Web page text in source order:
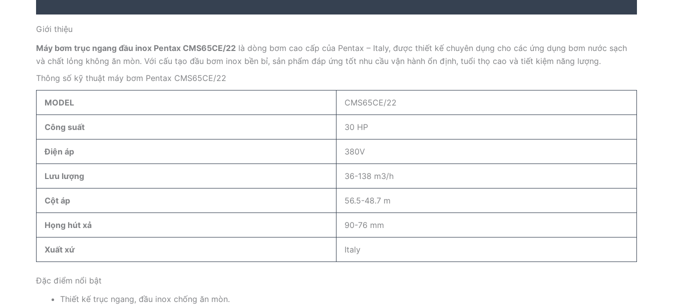
Giới thiệu
Máy bơm trục ngang đầu inox Pentax CMS65CE/22 là dòng bơm cao cấp của Pentax – Italy, được thiết kế chuyên dụng cho các ứng dụng bơm nước sạch
và chất lỏng không ăn mòn. Với cấu tạo đầu bơm inox bền bỉ, sản phẩm đáp ứng tốt nhu cầu vận hành ổn định, tuổi thọ cao và tiết kiệm năng lượng.
Thông số kỹ thuật máy bơm Pentax CMS65CE/22
MODEL CMS65CE/22
Công suất 30 HP
Điện áp 380V
Lưu lượng 36-138 m3/h
Cột áp 56.5-48.7 m
Họng hút xả 90-76 mm
Xuất xứ Italy
Đặc điểm nổi bật
Thiết kế trục ngang, đầu inox chống ăn mòn.